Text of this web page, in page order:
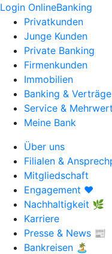
Login OnlineBanking
Privatkunden
Junge Kunden
Private Banking
Firmenkunden
Immobilien
Banking & Verträge
Service &
Meine Bank
Über uns
Filialen &
Mitgliedschaft
Engagement ❤️
Nachhaltigkeit 🌿
Karriere
Presse & News 📰
Bankreisen 🏝️